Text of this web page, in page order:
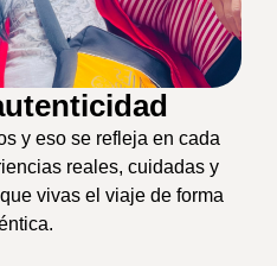
y eso se refleja en cada
reales, cuidadas y
vivas el viaje de forma